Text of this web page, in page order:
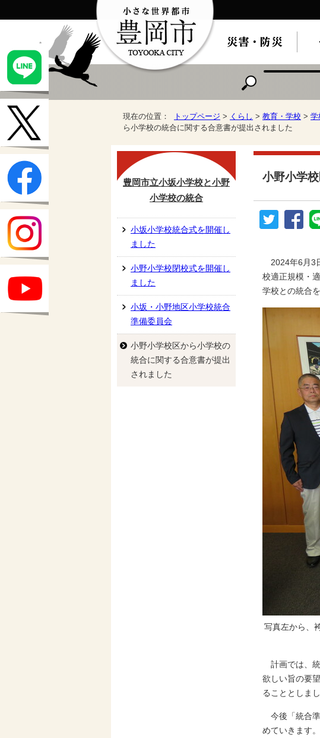
現在の位置： トップページ > くらし > 教育・学校 > 学
ら小学校の統合に関する合意書が提出されました
小野小学
2024年6月3
校適正規模・
学校との統合
写真左から、
計画では、統
欲しい旨の要
ることとしまし
今後「統合準
めていきます。
豊岡市立小坂小学校と小野
小学校の統合
小坂小学校統合式を開催し
ました
小野小学校閉校式を開催し
ました
小坂・小野地区小学校統合
準備委員会
小野小学校区から小学校の
統合に関する合意書が提出
されました